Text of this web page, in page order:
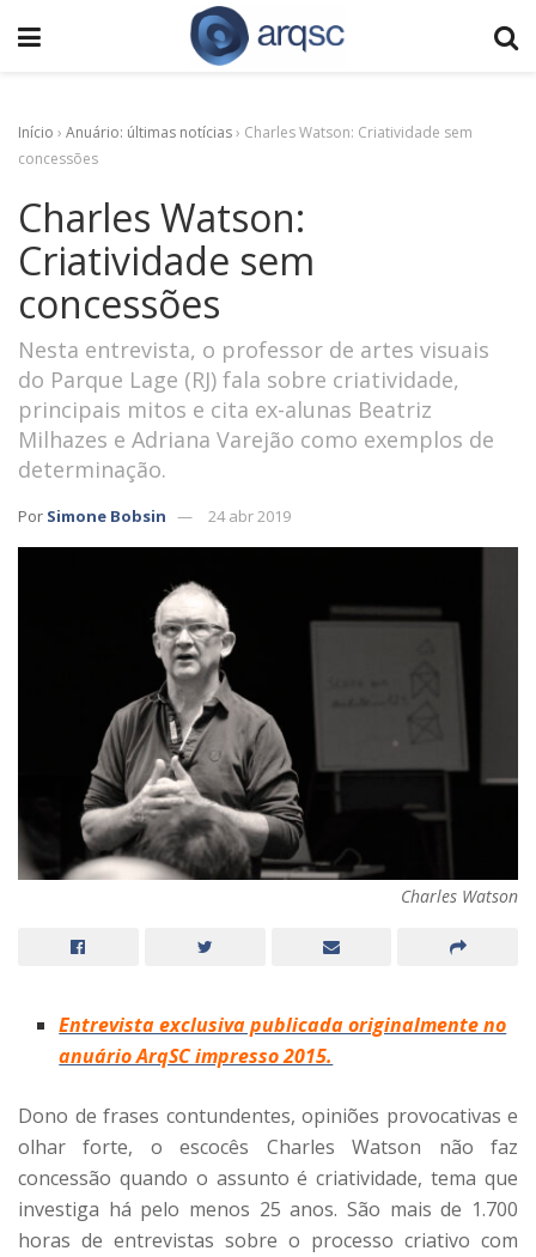
Início › Anuário: últimas notícias› Charles Watson: Criatividade sem
concessões
Charles Watson:
Criatividade sem
concessões
Nesta entrevista, o professor de artes visuais
do Parque Lage (RJ) fala sobre criatividade,
principais mitos e cita ex-alunas Beatriz
Milhazes e Adriana Varejão como exemplos de
determinação.
Por Simone Bobsin 24 abr 2019
Charles Watson
Entrevista exclusiva publicada originalmente no
anuário ArqSC impresso 2015.
Dono de frases contundentes, opiniões provocativas e
olhar forte, o escocês Charles Watson não faz
concessão quando o assunto é criatividade, tema que
investiga há pelo menos 25 anos. São mais de 1.700
horas de entrevistas sobre o processo criativo com